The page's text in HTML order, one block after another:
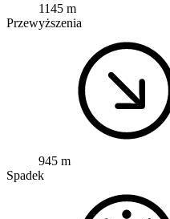
1145 m
Przewyższenia
945 m
Spadek